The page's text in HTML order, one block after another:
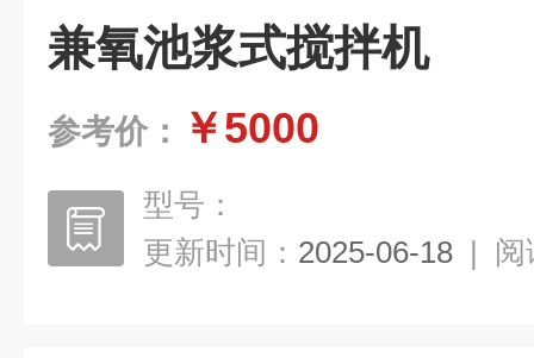
兼氧池浆式搅拌机
参考价： ￥5000
型号：
更新时间： 2025-06-18 | 阅